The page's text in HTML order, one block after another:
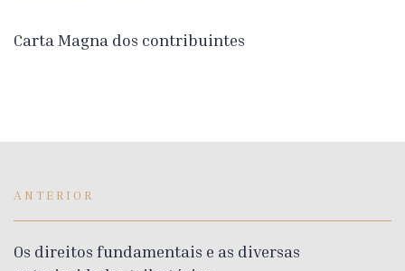
Carta Magna dos contribuintes
ANTERIOR
Os direitos fundamentais e as diversas